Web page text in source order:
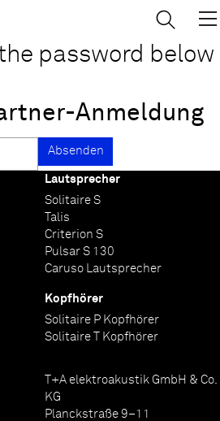
password below
Anmeldung
Lautsprecher
Solitaire S
Talis
Criterion S
Pulsar S 130
Caruso Lautsprecher
Kopfhörer
Solitaire P Kopfhörer
Solitaire T Kopfhörer
T+A elektroakustik GmbH & Co.
KG
Planckstraße 9–11
→ ×